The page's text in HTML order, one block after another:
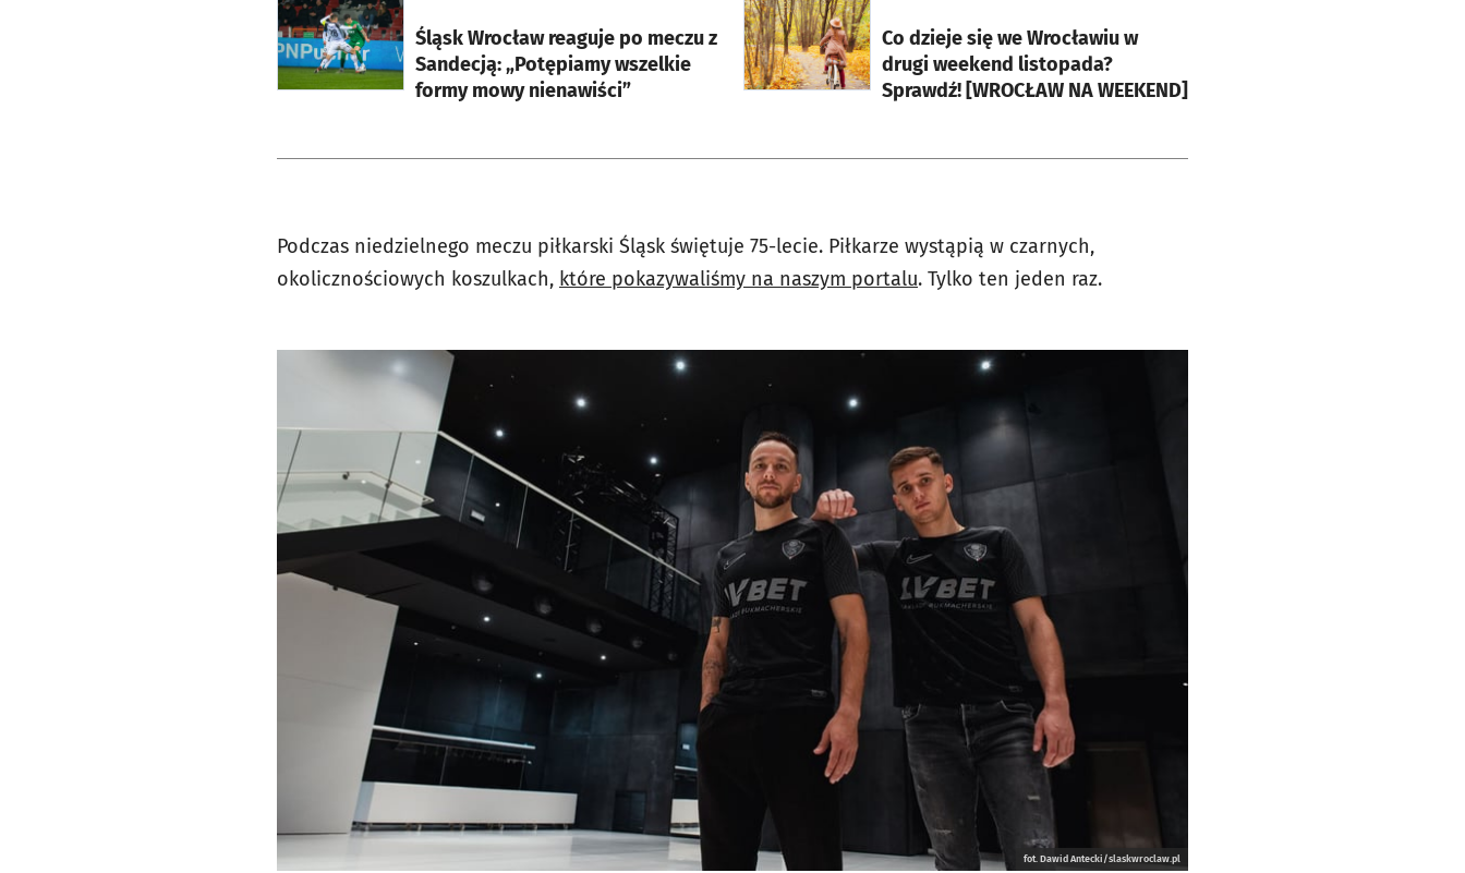
Śląsk Wrocław reaguje po meczu z
Sandecją: „Potępiamy wszelkie
formy mowy nienawiści”
otworzy się w nowej karcie
Co dzieje się we Wrocławiu w
drugi weekend listopada?
Sprawdź! [WROCŁAW NA WEEKEND]
otworzy się w nowej karcie
Podczas niedzielnego meczu piłkarski Śląsk świętuje 75-lecie. Piłkarze wystąpią w czarnych,
okolicznościowych koszulkach, które pokazywaliśmy na naszym portalu. Tylko ten jeden raz.
fot. Dawid Antecki/slaskwroclaw.pl